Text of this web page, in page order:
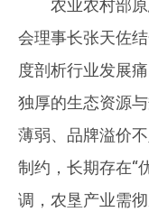
农业农村部原
会理事长张天佐
度剖析行业发展
独厚的生态资源
薄弱、品牌溢价
制约，长期存在“
调，农垦产业需